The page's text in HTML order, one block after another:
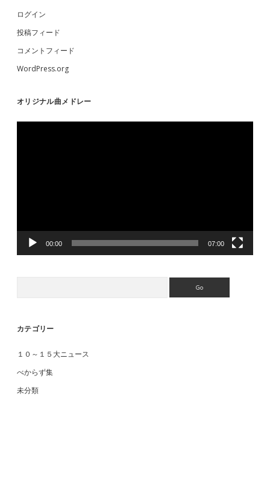
ログイン
投稿フィード
コメントフィード
WordPress.org
オリジナル曲メドレー
00:00 07:00
カテゴリー
１０～１５大ニュース
べからず集
未分類